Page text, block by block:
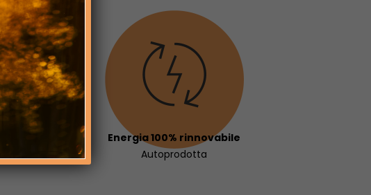
Energia 100% rinnovabile
Autoprodotta